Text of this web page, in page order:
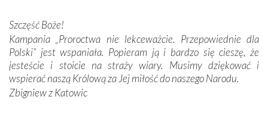
Podczas tej kilkudniowej wyprawy na każdym kroku
spotykaliśmy się z serdeczną otwartością
Portugalczyków. Podziwialiśmy ich ludową sztukę i
zwyczaje. Mimo że nasze kraje są od siebie bardzo
oddalone, w żaden sposób nie czuliśmy się obco.
Sprawiła to oczywiście sama Matka Boża, ale też
kulturowa bliskość biorąca swój początek w naszej
Szczęść Boże!
Kampania „Proroctwa nie lekceważcie. Przepowiednie dla
Polski” jest wspaniała. Popieram ją i bardzo się cieszę, że
jesteście i stoicie na straży wiary. Musimy dziękować i
wspierać naszą Królową za Jej miłość do naszego Narodu.
Zbigniew z Katowic